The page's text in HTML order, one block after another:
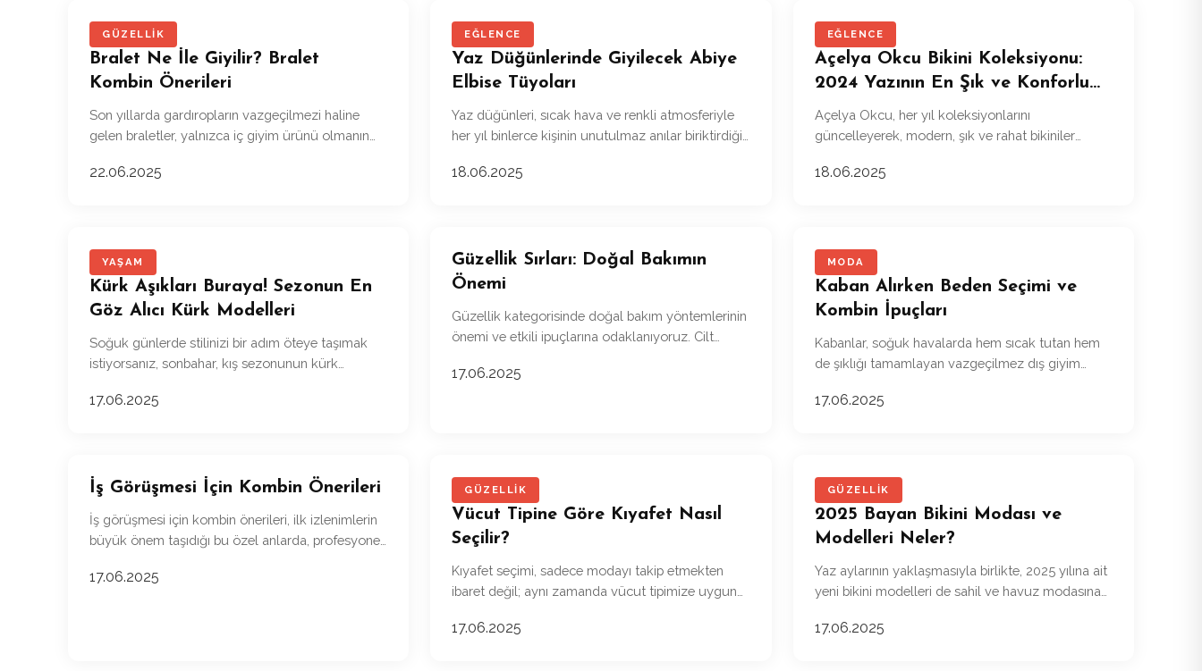
GÜZELLIK
Bralet Ne İle Giyilir? Bralet
Kombin Önerileri
Son yıllarda gardıropların vazgeçilmezi haline
gelen braletler, yalnızca iç giyim ürünü olmanın
22.06.2025
EĞLENCE
Yaz Düğünlerinde Giyilecek Abiye
Elbise Tüyoları
Yaz düğünleri, sıcak hava ve renkli atmosferiyle
her yıl binlerce kişinin unutulmaz anılar biriktirdiği
18.06.2025
EĞLENCE
Açelya Okcu Bikini Koleksiyonu:
2024 Yazının En Şık ve Konforlu
Modelleri
Açelya Okcu, her yıl koleksiyonlarını
güncelleyerek, modern, şık ve rahat bikiniler
18.06.2025
YAŞAM
Kürk Aşıkları Buraya! Sezonun En
Göz Alıcı Kürk Modelleri
Soğuk günlerde stilinizi bir adım öteye taşımak
istiyorsanız, sonbahar, kış sezonunun kürk
17.06.2025
Güzellik Sırları: Doğal Bakımın
Önemi
Güzellik kategorisinde doğal bakım yöntemlerinin
önemi ve etkili ipuçlarına odaklanıyoruz. Cilt
17.06.2025
MODA
Kaban Alırken Beden Seçimi ve
Kombin İpuçları
Kabanlar, soğuk havalarda hem sıcak tutan hem
de şıklığı tamamlayan vazgeçilmez dış giyim
17.06.2025
İş Görüşmesi İçin Kombin Önerileri
İş görüşmesi için kombin önerileri, ilk izlenimlerin
büyük önem taşıdığı bu özel anlarda, profesyonel
17.06.2025
GÜZELLIK
Vücut Tipine Göre Kıyafet Nasıl
Seçilir?
Kıyafet seçimi, sadece modayı takip etmekten
ibaret değil; aynı zamanda vücut tipimize uygun
ve görünümümüzü en iyi şekilde ortaya
17.06.2025
GÜZELLIK
2025 Bayan Bikini Modası ve
Modelleri Neler?
Yaz aylarının yaklaşmasıyla birlikte, 2025 yılına ait
yeni bikini modelleri de sahil ve havuz modasına
17.06.2025